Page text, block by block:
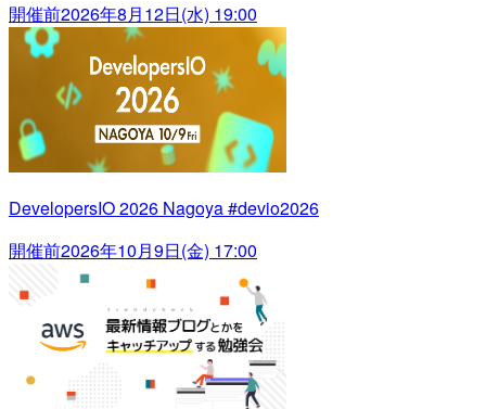
開催前2026年8月12日(水) 19:00
DevelopersIO 2026 Nagoya #devio2026
開催前2026年10月9日(金) 17:00